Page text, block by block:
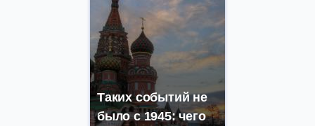
Таких событий не
было с 1945: чего